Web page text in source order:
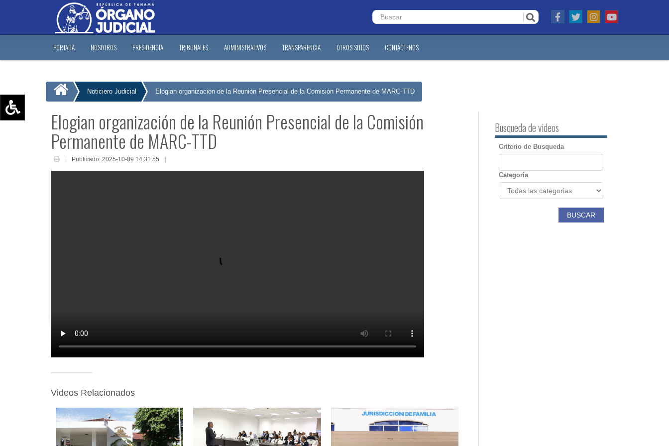
Aumentar texto (+)
Reducir texto (-)
Restablecer texto
PORTADA NOSOTROS PRESIDENCIA TRIBUNALES ADMINISTRATIVOS TRANSPARENCIA OTROS SITIOS CONTÁCTENOS
Noticiero Judicial Elogian organización de la Reunión Presencial de la Comisión Permanente de MARC-TTD
Elogian organización de la Reunión Presencial de la Comisión
Permanente de MARC-TTD
Publicado: 2025-10-09 14:31:55
Videos Relacionados
Busqueda de videos
Criterio de Busqueda
Categoria
BUSCAR